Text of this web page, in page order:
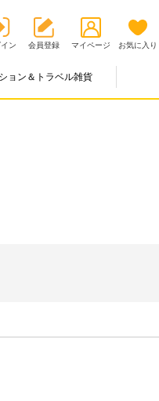
ン 会員登録 マイページ お気に入り
ョン＆トラベル雑貨